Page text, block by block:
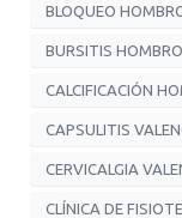
BLOQUEO
BURSITIS
CALCIFICACIÓN
CAPSULITIS
CERVICALGIA
CLÍNICA DE